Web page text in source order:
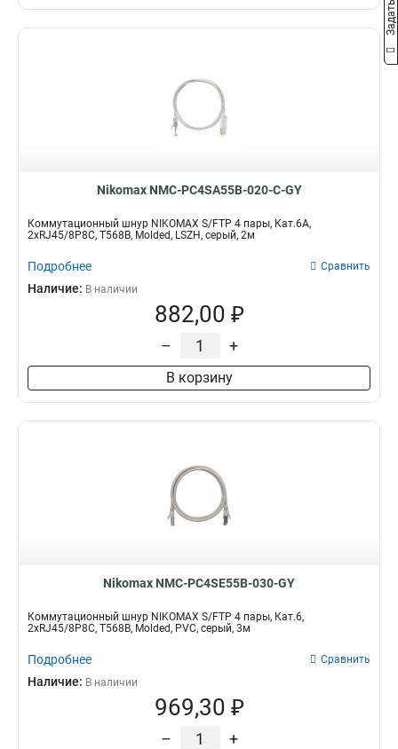
Nikomax NMC-PC4SA55B-020-C-GY
Коммутационный шнур NIKOMAX S/FTP 4 пары, Кат.6A,
2хRJ45/8P8C, T568B, Molded, LSZH, серый, 2м
Подробнее Сравнить
Наличие: В наличии
882,00 ₽
– +
В корзину
Nikomax NMC-PC4SE55B-030-GY
Коммутационный шнур NIKOMAX S/FTP 4 пары, Кат.6,
2хRJ45/8P8C, T568B, Molded, PVC, серый, 3м
Подробнее Сравнить
Наличие: В наличии
969,30 ₽
– +